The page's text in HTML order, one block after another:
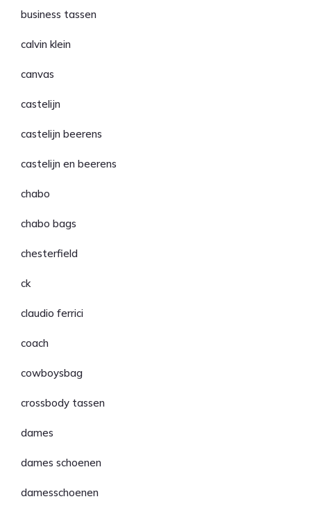
business tassen
calvin klein
canvas
castelijn
castelijn beerens
castelijn en beerens
chabo
chabo bags
chesterfield
ck
claudio ferrici
coach
cowboysbag
crossbody tassen
dames
dames schoenen
damesschoenen